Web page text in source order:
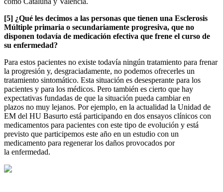
[5] ¿Qué les decimos a las personas que tienen una Esclerosis
Múltiple primaria o secundariamente progresiva, que no
disponen todavía de medicación efectiva que frene el curso de
su enfermedad?
Para estos pacientes no existe todavía ningún tratamiento para frenar
la progresión y, desgraciadamente, no podemos ofrecerles un
tratamiento sintomático. Esta situación es desesperante para los
pacientes y para los médicos. Pero también es cierto que hay
expectativas fundadas de que la situación pueda cambiar en
plazos no muy lejanos. Por ejemplo, en la actualidad la Unidad de
EM del HU Basurto está participando en dos ensayos clínicos con
medicamentos para pacientes con este tipo de evolución y está
previsto que participemos este año en un estudio con un
medicamento para regenerar los daños provocados por
la enfermedad.